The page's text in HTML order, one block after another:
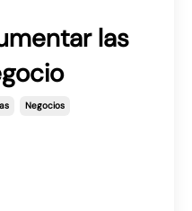
las
Negocios